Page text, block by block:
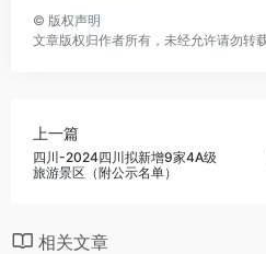
© 版权声明
文章版权归作者所有，未经允许请勿转载
上一篇
四川-2024四川拟新增9家4A级
旅游景区（附公示名单）
相关文章